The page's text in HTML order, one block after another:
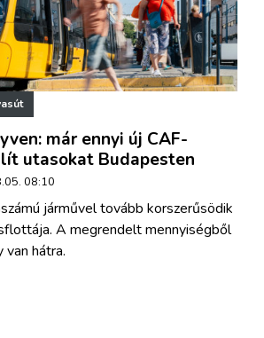
már ennyi új CAF-
utasokat Budapesten
08:10
járművel tovább korszerűsödik
A megrendelt mennyiségből
van hátra.